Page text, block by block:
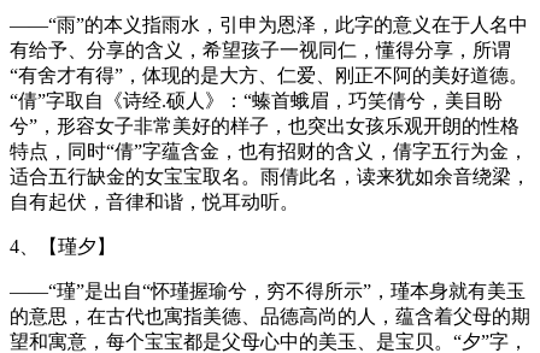
——“雨”的本义指雨水，引申为恩泽，此字的意义在于人名中
有给予、分享的含义，希望孩子一视同仁，懂得分享，所谓
“有舍才有得”，体现的是大方、仁爱、刚正不阿的美好道德。
“倩”字取自《诗经.硕人》：“螓首蛾眉，巧笑倩兮，美目盼
兮”，形容女子非常美好的样子，也突出女孩乐观开朗的性格
特点，同时“倩”字蕴含金，也有招财的含义，倩字五行为金，
适合五行缺金的女宝宝取名。雨倩此名，读来犹如余音绕梁，
自有起伏，音律和谐，悦耳动听。
4、【瑾夕】
——“瑾”是出自“怀瑾握瑜兮，穷不得所示”，瑾本身就有美玉
的意思，在古代也寓指美德、品德高尚的人，蕴含着父母的期
望和寓意，每个宝宝都是父母心中的美玉、是宝贝。“夕”字，